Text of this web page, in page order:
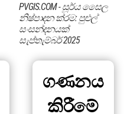
PVGIS.COM - සූර්ය සෛල
නිෂ්පාදන ක්රම: පුළුල්
සංසන්දනයක්
සැප්තැම්බර් 2025
ගණනය
කිරීමේ